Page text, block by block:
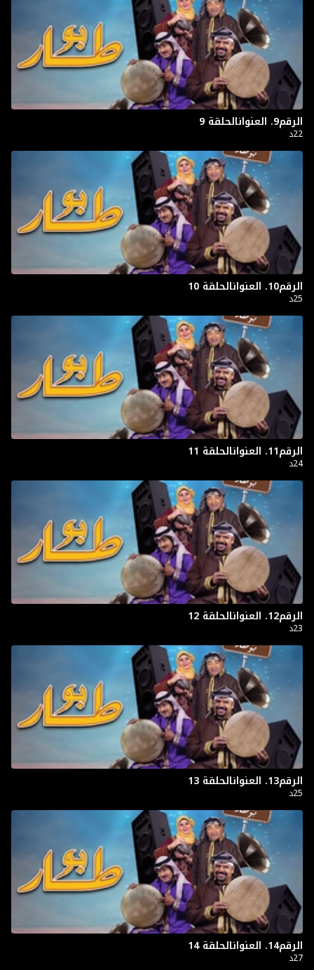
الرقم9. العنوانالحلقة 9
22د
الرقم10. العنوانالحلقة 10
25د
الرقم11. العنوانالحلقة 11
24د
الرقم12. العنوانالحلقة 12
23د
الرقم13. العنوانالحلقة 13
25د
الرقم14. العنوانالحلقة 14
27د